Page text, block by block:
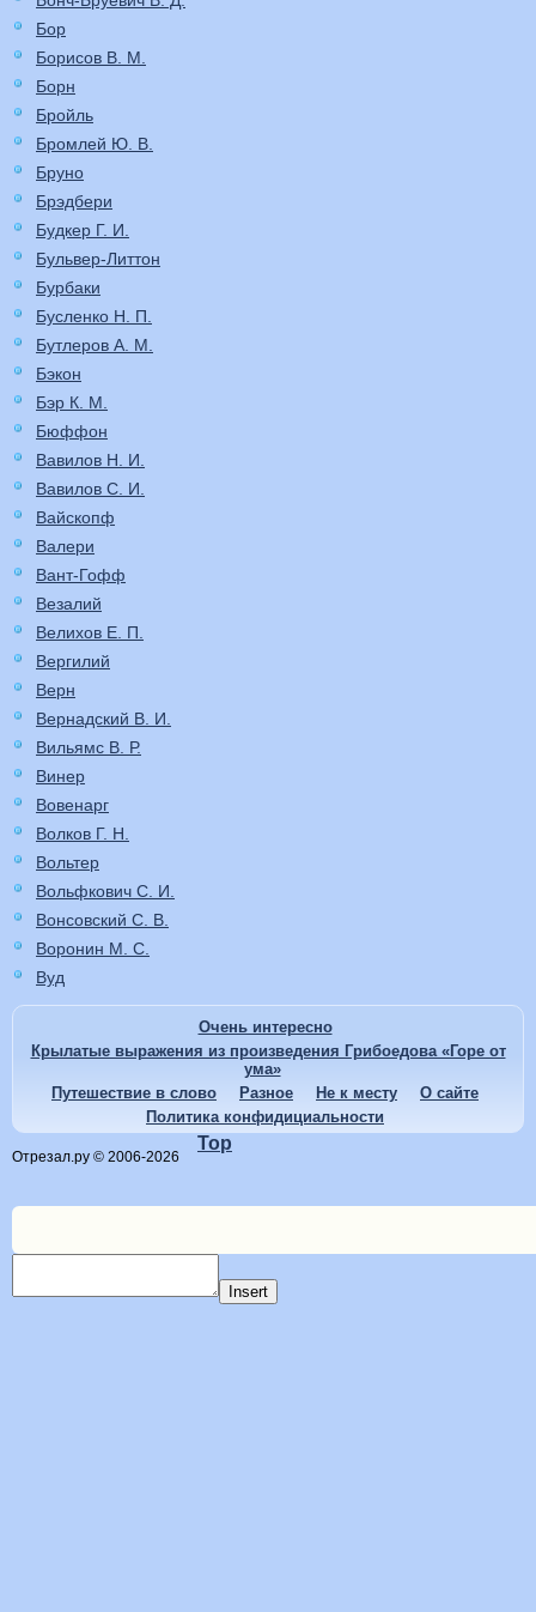
Бор
Борисов В. М.
Борн
Бройль
Бромлей Ю. В.
Бруно
Брэдбери
Будкер Г. И.
Бульвер-Литтон
Бурбаки
Бусленко Н. П.
Бутлеров А. М.
Бэкон
Бэр К. М.
Бюффон
Вавилов Н. И.
Вавилов С. И.
Вайскопф
Валери
Вант-Гофф
Везалий
Велихов Е. П.
Вергилий
Верн
Вернадский В. И.
Вильямс В. Р.
Винер
Вовенарг
Волков Г. Н.
Вольтер
Вольфкович С. И.
Вонсовский С. В.
Воронин М. С.
Вуд
Очень интересно
Крылатые выражения из произведения Грибоедова «Горе от
ума»
Путешествие в слово
Разное Не к месту
О сайте
Политика конфидициальности
Отрезал.ру © 2006-2026
Top
Insert